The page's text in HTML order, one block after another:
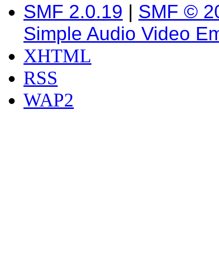
SMF 2.0.19 | SMF ©
Simple Audio Video
XHTML
RSS
WAP2